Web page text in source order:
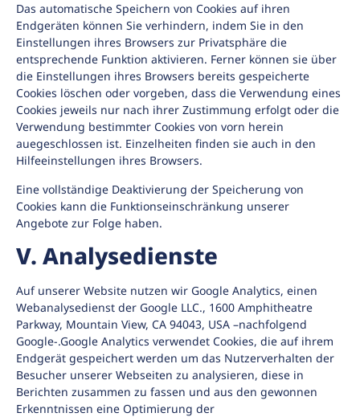
Das automatische Speichern von Cookies auf ihren
Endgeräten können Sie verhindern, indem Sie in den
Einstellungen ihres Browsers zur Privatsphäre die
entsprechende Funktion aktivieren. Ferner können sie über
die Einstellungen ihres Browsers bereits gespeicherte
Cookies löschen oder vorgeben, dass die Verwendung eines
Cookies jeweils nur nach ihrer Zustimmung erfolgt oder die
Verwendung bestimmter Cookies von vorn herein
auegeschlossen ist. Einzelheiten finden sie auch in den
Hilfeeinstellungen ihres Browsers.
Eine vollständige Deaktivierung der Speicherung von
Cookies kann die Funktionseinschränkung unserer
Angebote zur Folge haben.
V. Analysedienste
Auf unserer Website nutzen wir Google Analytics, einen
Webanalysedienst der Google LLC., 1600 Amphitheatre
Parkway, Mountain View, CA 94043, USA –nachfolgend
Google-.Google Analytics verwendet Cookies, die auf ihrem
Endgerät gespeichert werden um das Nutzerverhalten der
Besucher unserer Webseiten zu analysieren, diese in
Berichten zusammen zu fassen und aus den gewonnen
Erkenntnissen eine Optimierung der